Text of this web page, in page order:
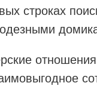
строках